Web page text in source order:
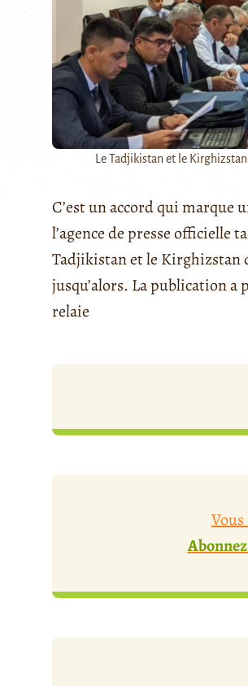
Le Tadjikistan et le
C’est un accord qui marque
l’agence de presse officielle
Tadjikistan et le Kirghizstan
jusqu’alors. La publication a
relaie